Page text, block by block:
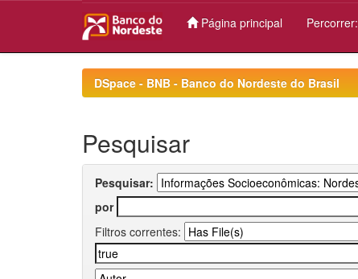
Página principal Percorrer:
DSpace - BNB - Banco do Nordeste do Brasil
Pesquisar
Pesquisar:
por
Filtros correntes: